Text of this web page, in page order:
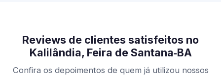
Reviews de clientes satisfeitos no
Kalilândia, Feira de Santana‑BA
Confira os depoimentos de quem já utilizou nossos